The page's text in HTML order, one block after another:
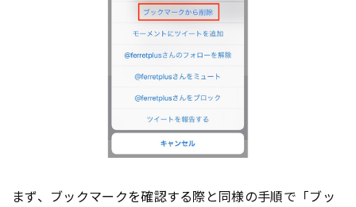
まず、ブックマークを確認する際と同様の手順で「ブッ